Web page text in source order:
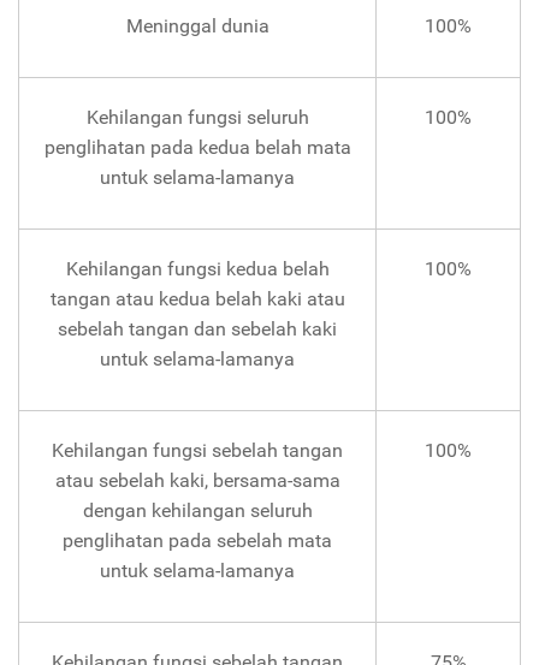
Meninggal dunia 100%
Kehilangan fungsi seluruh
penglihatan pada kedua belah mata
untuk selama-lamanya
100%
Kehilangan fungsi kedua belah
tangan atau kedua belah kaki atau
sebelah tangan dan sebelah kaki
untuk selama-lamanya
100%
Kehilangan fungsi sebelah tangan
atau sebelah kaki, bersama-sama
dengan kehilangan seluruh
penglihatan pada sebelah mata
untuk selama-lamanya
100%